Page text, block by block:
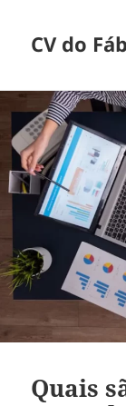
CV do
Quais